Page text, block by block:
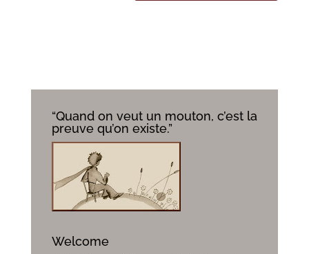
“Quand on veut un mouton, c’est la
preuve qu’on existe.”
Welcome